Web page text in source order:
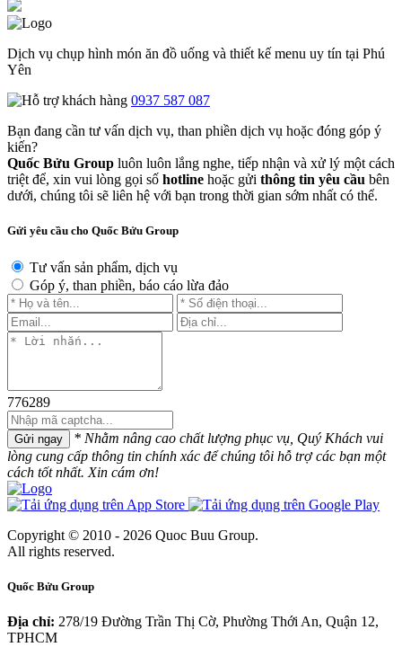
Dịch vụ chụp hình món ăn đồ uống và thiết kế menu uy tín tại Phú
Yên
0937 587 087
Bạn đang cần tư vấn dịch vụ, than phiền dịch vụ hoặc đóng góp ý
kiến?
Quốc Bửu Group luôn luôn lắng nghe, tiếp nhận và xử lý một cách
triệt để, xin vui lòng gọi số hotline hoặc gửi thông tin yêu cầu bên
dưới, chúng tôi sẽ liên hệ với bạn trong thời gian sớm nhất có thể.
Gửi yêu cầu cho Quốc Bửu Group
Tư vấn sản phẩm, dịch vụ
Góp ý, than phiền, báo cáo lừa đảo
776289
Gửi ngay
* Nhằm nâng cao chất lượng phục vụ, Quý Khách vui
lòng cung cấp thông tin chính xác để chúng tôi hỗ trợ các bạn một
cách tốt nhất. Xin cám ơn!
Copyright © 2010 - 2026 Quoc Buu Group.
All rights reserved.
Quốc Bửu Group
Địa chỉ: 278/19 Đường Trần Thị Cờ, Phường Thới An, Quận 12,
TPHCM